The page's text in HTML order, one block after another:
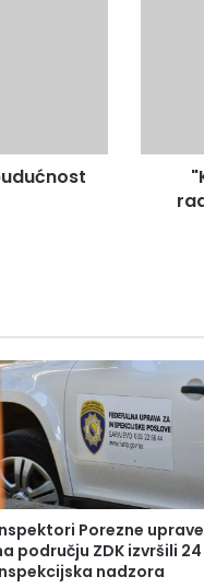
Dječijeg
Porezne uprave
području ZDK izvršili 24
nadzora